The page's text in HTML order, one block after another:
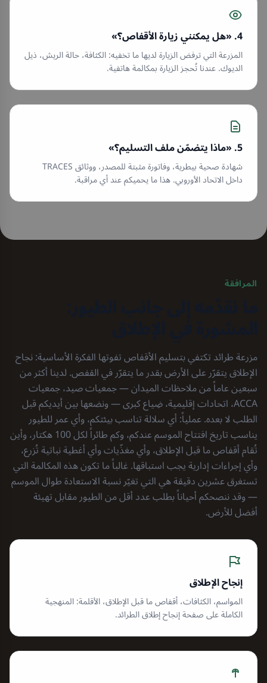
4. «هل يمكنني زيارة الأقفاص؟»
المزرعة التي ترفض الزيارة لديها ما تخفيه: الكثافة، حالة الريش، ذيل
الديوك. عندنا تُحجز الزيارة بمكالمة هاتفية.
5. «ماذا يتضمّن ملف التسليم؟»
شهادة صحية بيطرية، وفاتورة مثبتة للمصدر، ووثائق TRACES
داخل الاتحاد الأوروبي. هذا ما يحميكم عند أي مراقبة.
المرافقة
مزرعة طرائد تكتفي بتسليم الأقفاص تفوتها الفكرة الأساسية: نجاح
الإطلاق يتقرّر على الأرض بقدر ما يتقرّر في القفص. لدينا أكثر من
سبعين عاماً من ملاحظات الميدان — جمعيات صيد، جمعيات
ACCA، اتحادات إقليمية، ضِياع كبرى — ونضعها بين أيديكم قبل
الطلب لا بعده. عملياً: أي سلالة تناسب بيئتكم، وأي عمر للطيور
يناسب تاريخ افتتاح الموسم عندكم، وكم طائراً لكل 100 هكتار، وأين
تُقام أقفاص ما قبل الإطلاق، وأي مغذّيات وأي أغطية نباتية تُزرع،
وأي إجراءات إدارية يجب استباقها. غالباً ما تكون هذه المكالمة التي
تستغرق عشرين دقيقة هي التي تغيّر نسبة الاستعادة طوال الموسم
— وقد ننصحكم أحياناً بطلب عدد أقل من الطيور مقابل تهيئة
أفضل للأرض.
إنجاح الإطلاق
المواسم، الكثافات، أقفاص ما قبل الإطلاق، الأقلمة: المنهجية
الكاملة على صفحة إنجاح إطلاق الطرائد.